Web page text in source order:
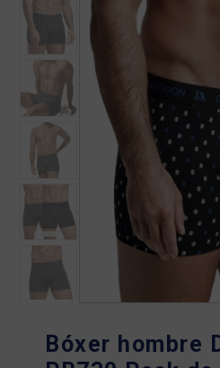
Bóxer hombre